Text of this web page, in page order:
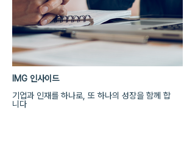
IMG 인사이드
기업과 인재를 하나로, 또 하나의 성장을 함께 합
니다